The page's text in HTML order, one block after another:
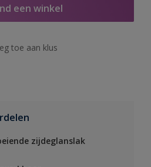
een winkel
toe aan klus
zijdeglanslak